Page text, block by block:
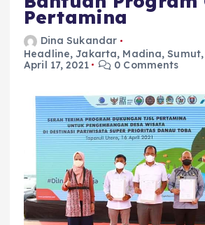
Pertamina
Dina Sukandar
Headline,Jakarta, Madina,Sumut,
April 17, 2021
0 Comments